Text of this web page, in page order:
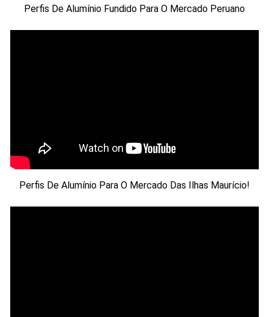
Perfis De Alumínio Fundido Para O Mercado Peruano
Perfis De Alumínio Para O Mercado Das Ilhas Maurício!